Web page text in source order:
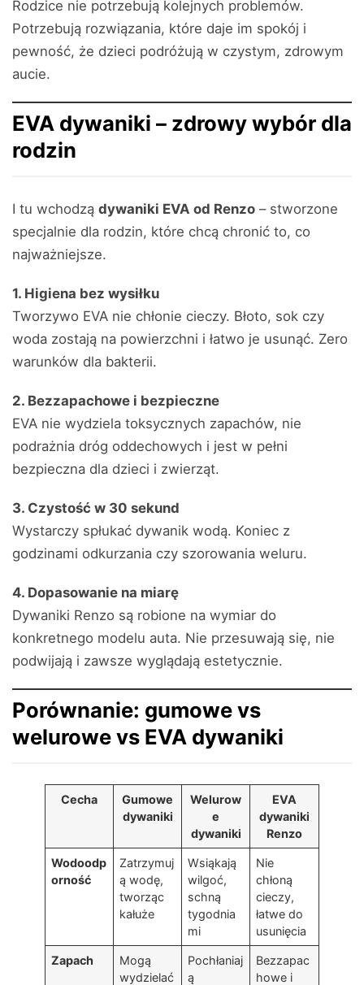
Rodzice nie potrzebują kolejnych problemów.
Potrzebują rozwiązania, które daje im spokój i
pewność, że dzieci podróżują w czystym, zdrowym
aucie.
EVA dywaniki – zdrowy wybór dla
rodzin
I tu wchodzą dywaniki EVA od Renzo – stworzone
specjalnie dla rodzin, które chcą chronić to, co
najważniejsze.
1. Higiena bez wysiłku
Tworzywo EVA nie chłonie cieczy. Błoto, sok czy
woda zostają na powierzchni i łatwo je usunąć. Zero
warunków dla bakterii.
2. Bezzapachowe i bezpieczne
EVA nie wydziela toksycznych zapachów, nie
podrażnia dróg oddechowych i jest w pełni
bezpieczna dla dzieci i zwierząt.
3. Czystość w 30 sekund
Wystarczy spłukać dywanik wodą. Koniec z
godzinami odkurzania czy szorowania weluru.
4. Dopasowanie na miarę
Dywaniki Renzo są robione na wymiar do
konkretnego modelu auta. Nie przesuwają się, nie
podwijają i zawsze wyglądają estetycznie.
Porównanie: gumowe vs
welurowe vs EVA dywaniki
Cecha
Gumowe
dywaniki
Welurow
e
dywaniki
EVA
dywaniki
Renzo
Wodoodp
orność
Zatrzymuj
ą wodę,
tworząc
kałuże
Wsiąkają
wilgoć,
schną
tygodnia
mi
Nie
chłoną
cieczy,
łatwe do
usunięcia
Zapach
Mogą
wydzielać
Pochłaniaj
ą
Bezzapac
howe i